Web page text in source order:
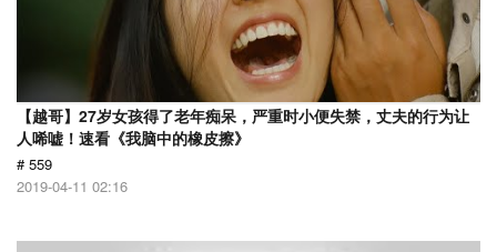
【越哥】27岁女孩得了老年痴呆，严重时小便失禁，丈夫的行为让
人唏嘘！速看《我脑中的橡皮擦》
# 559
2019-04-11 02:16